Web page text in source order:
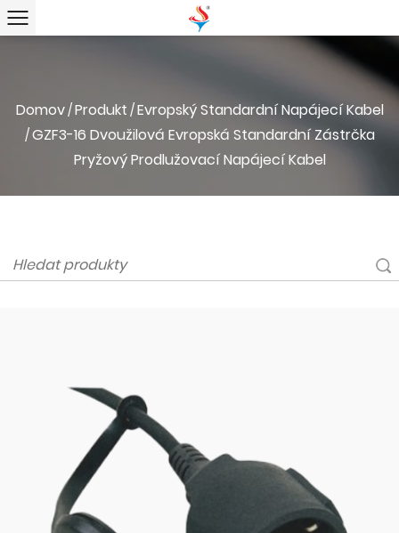
Domov/Produkt /Evropský Standardní Napájecí Kabel
/GZF3-16 Dvoužilová Evropská Standardní Zástrčka
Pryžový Prodlužovací Napájecí Kabel